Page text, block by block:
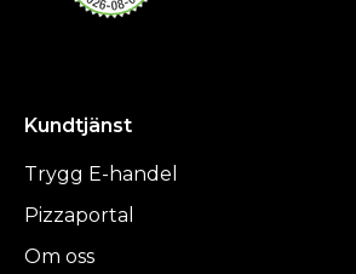
Kundtjänst
Trygg E-handel
Pizzaportal
Om oss